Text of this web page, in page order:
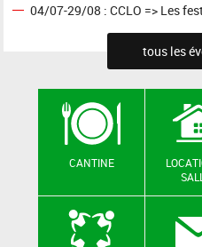
04/07-29/08 : CCLO => Les
tous les
CANTINE